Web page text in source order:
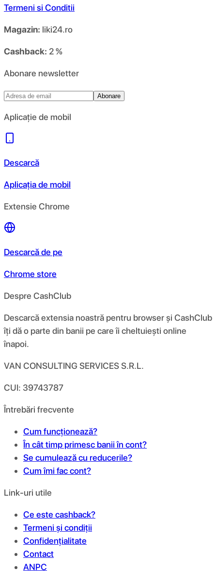
Termeni si Conditii
Magazin: liki24.ro
Cashback: 2 %
Abonare newsletter
Abonare
Aplicație de mobil
Descarcă
Aplicația de mobil
Extensie Chrome
Descarcă de pe
Chrome store
Despre CashClub
Descarcă extensia noastră pentru browser și CashClub
îți dă o parte din banii pe care îi cheltuiești online
înapoi.
VAN CONSULTING SERVICES S.R.L.
CUI: 39743787
Întrebări frecvente
Cum funcționează?
În cât timp primesc banii în cont?
Se cumulează cu reducerile?
Cum îmi fac cont?
Link-uri utile
Ce este cashback?
Termeni și condiții
Confidențialitate
Contact
ANPC